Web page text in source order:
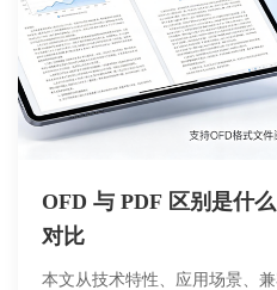
OFD 与 PDF 区别是什
对比
本文从技术特性、应用场景、